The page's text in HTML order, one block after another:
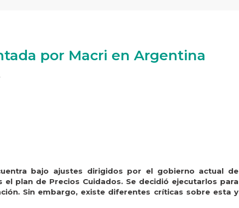
por Macri en Argentina
bajo ajustes dirigidos por el gobierno actual de
el plan de Precios Cuidados. Se decidió ejecutarlos para
Sin embargo, existe diferentes críticas sobre esta y